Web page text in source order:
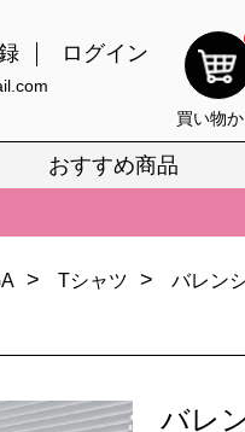
ログイン
買い物
おすすめ商品
質の再現度を安心してお選
お得な割引をご利用いただけ
デルが登場。上質な仕上がり
質の再現度を安心してお選び
デルが登場。上質な仕上がり
> Tシャツ > バレン
バレ